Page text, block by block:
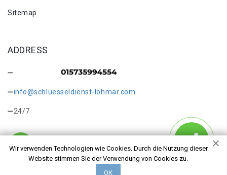
Wir verwenden Technologien wie Cookies. Durch die Nutzung dieser
Website stimmen Sie der Verwendung von Cookies zu.
ОК
Sitemap
ADDRESS
info@schluesseldienst-lohmar.com
24/7
Copyright © 2026 Schlüsseldienst Lohmar Höfferhof. Alle